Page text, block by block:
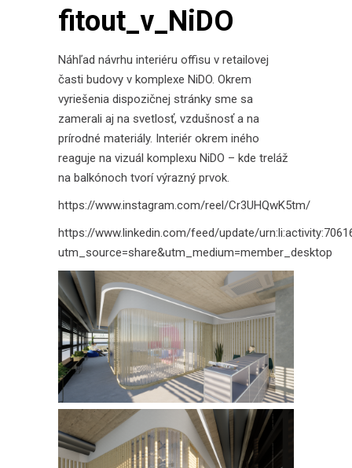
fitout_v_NiDO
Náhľad návrhu interiéru offisu v retailovej
časti budovy v komplexe NiDO. Okrem
vyriešenia dispozičnej stránky sme sa
zamerali aj na svetlosť, vzdušnosť a na
prírodné materiály. Interiér okrem iného
reaguje na vizuál komplexu NiDO – kde treláž
na balkónoch tvorí výrazný prvok.
https://www.instagram.com/reel/Cr3UHQwK5tm/
https://www.linkedin.com/feed/update/
utm_source=share&utm_medium=member_desktop